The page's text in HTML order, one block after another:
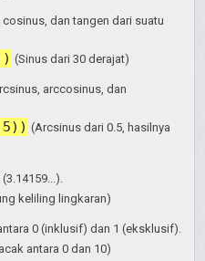
dan tangen dari suatu
(Sinus dari 30 derajat)
arccosinus, dan
(Arcsinus dari 0.5, hasilnya
keliling lingkaran)
0 (inklusif) dan 1 (eksklusif).
antara 0 dan 10)